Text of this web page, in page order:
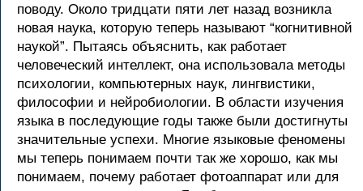
поводу. Около тридцати пяти лет назад возникла
новая наука, которую теперь называют “когнитивной
наукой”. Пытаясь объяснить, как работает
человеческий интеллект, она использовала методы
психологии, компьютерных наук, лингвистики,
философии и нейробиологии. В области изучения
языка в последующие годы также были достигнуты
значительные успехи. Многие языковые феномены
мы теперь понимаем почти так же хорошо, как мы
понимаем, почему работает фотоаппарат или для